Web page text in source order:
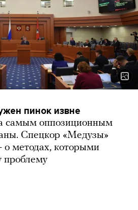
пинок извне
самым оппозиционным
Спецкор «Медузы»
методах, которыми
проблему